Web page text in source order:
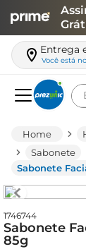
Entrega
Você está no
Sabonete
Sabonete
1746744
Sabonete
85g
leite
queijo